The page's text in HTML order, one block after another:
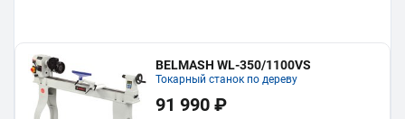
BELMASH WL-350/1100VS
Токарный станок по дереву
91 990 ₽